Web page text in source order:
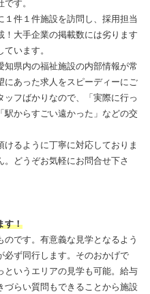
す。
１件１件施設を訪問し、採用担当
大手企業の掲載数には劣ります
います。
知県内の福祉施設の内部情報が常
にあった求人をスピーディーにご
フばかりなので、「実際に行っ
からすごい遠かった」などの交
るように丁寧に対応しておりま
どうぞお気軽にお問合せ下さ
す！
です。有意義な見学となるよう
必ず同行します。そのおかげで
というエリアの見学も可能。給与
づらい質問もできることから施設